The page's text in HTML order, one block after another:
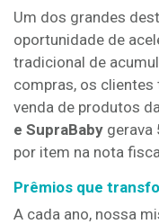
Um dos grandes
oportunidade de
tradicional de
compras, os clientes
venda de produtos
e SupraBaby gerava
por item na nota
Prêmios que
A cada ano, nossa